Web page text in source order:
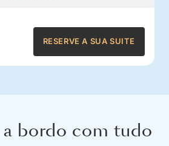
RESERVE A SUA SUITE
bordo com tudo